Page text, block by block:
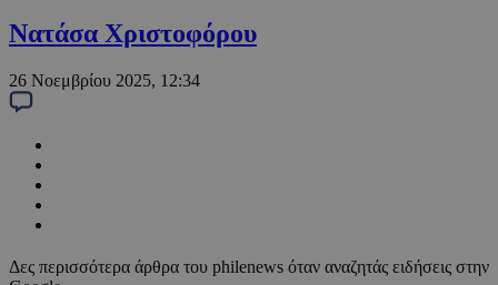
Νατάσα Χριστοφόρου
26 Νοεμβρίου 2025, 12:34
Δες περισσότερα άρθρα του philenews όταν αναζητάς ειδήσεις στην